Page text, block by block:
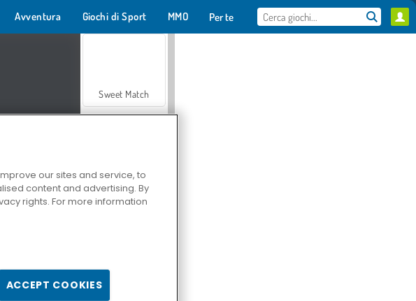
Avventura Giochi di Sport MMO Per te
Sweet Match
Zen Solitaire
our sites and service, to
content and advertising. By
rights. For more information
ACCEPT COOKIES